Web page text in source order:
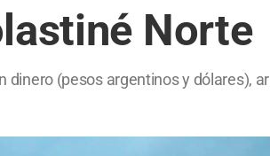
Norte
dinero (pesos argentinos y dólares),